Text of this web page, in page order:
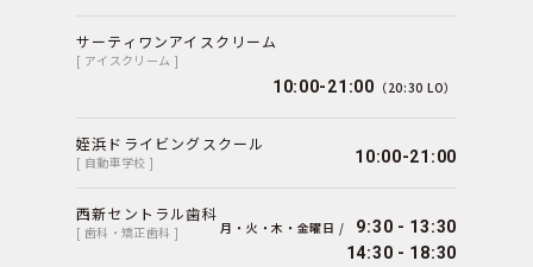
サーティワンアイスクリーム
[ アイスクリーム ]
10:00-21:00 （20:30 LO）
姪浜ドライビングスクール
[ 自動車学校 ] 10:00-21:00
西新セントラル歯科
[ 歯科・矯正歯科 ] 月・火・木・金曜日 /
9:30 - 13:30
14:30 - 18:30